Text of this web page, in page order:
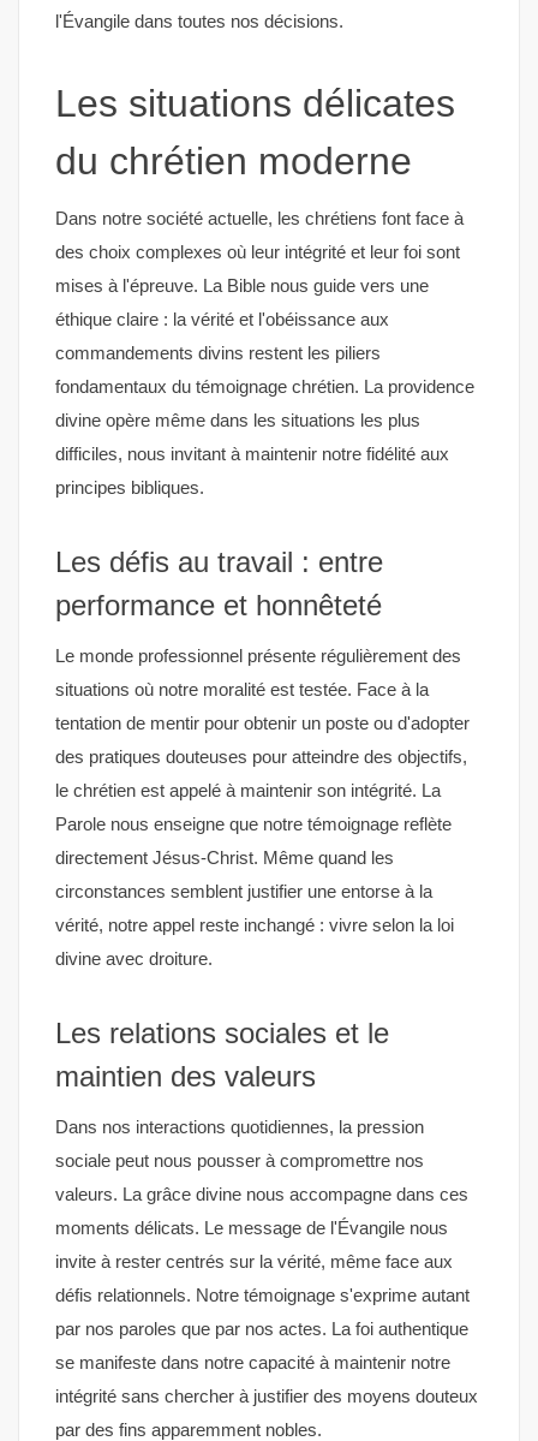
l'Évangile dans toutes nos décisions.
Les situations délicates
du chrétien moderne
Dans notre société actuelle, les chrétiens font face à
des choix complexes où leur intégrité et leur foi sont
mises à l'épreuve. La Bible nous guide vers une
éthique claire : la vérité et l'obéissance aux
commandements divins restent les piliers
fondamentaux du témoignage chrétien. La providence
divine opère même dans les situations les plus
difficiles, nous invitant à maintenir notre fidélité aux
principes bibliques.
Les défis au travail : entre
performance et honnêteté
Le monde professionnel présente régulièrement des
situations où notre moralité est testée. Face à la
tentation de mentir pour obtenir un poste ou d'adopter
des pratiques douteuses pour atteindre des objectifs,
le chrétien est appelé à maintenir son intégrité. La
Parole nous enseigne que notre témoignage reflète
directement Jésus-Christ. Même quand les
circonstances semblent justifier une entorse à la
vérité, notre appel reste inchangé : vivre selon la loi
divine avec droiture.
Les relations sociales et le
maintien des valeurs
Dans nos interactions quotidiennes, la pression
sociale peut nous pousser à compromettre nos
valeurs. La grâce divine nous accompagne dans ces
moments délicats. Le message de l'Évangile nous
invite à rester centrés sur la vérité, même face aux
défis relationnels. Notre témoignage s'exprime autant
par nos paroles que par nos actes. La foi authentique
se manifeste dans notre capacité à maintenir notre
intégrité sans chercher à justifier des moyens douteux
par des fins apparemment nobles.